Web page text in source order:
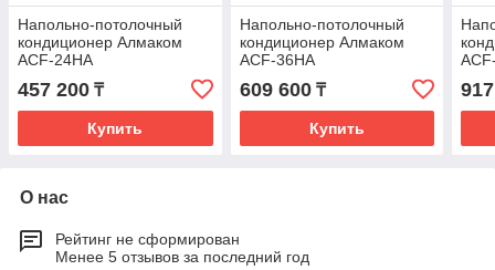
Напольно-потолочный
кондиционер Алмаком
ACF-24HA
457 200 ₸
Купить
Напольно-потолочный
кондиционер Алмаком
ACF-36HA
609 600₸
Купить
О нас
Рейтинг не сформирован
Менее 5 отзывов за последний год